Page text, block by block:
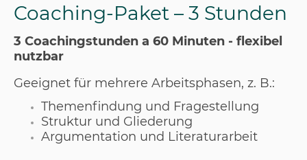
Coaching-Paket – 3 Stunden
3 Coachingstunden a 60 Minuten - flexibel
nutzbar
Geeignet für mehrere Arbeitsphasen, z. B.:
Themenfindung und Fragestellung
Struktur und Gliederung
Argumentation und Literaturarbeit